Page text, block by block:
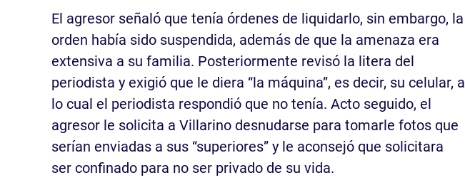
El agresor señaló que tenía órdenes de liquidarlo, sin embargo, la
orden había sido suspendida, además de que la amenaza era
extensiva a su familia. Posteriormente revisó la litera del
periodista y exigió que le diera “la máquina”, es decir, su celular, a
lo cual el periodista respondió que no tenía. Acto seguido, el
agresor le solicita a Villarino desnudarse para tomarle fotos que
serían enviadas a sus “superiores” y le aconsejó que solicitara
ser confinado para no ser privado de su vida.